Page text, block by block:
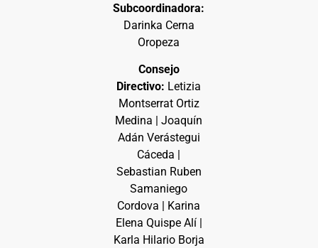
Subcoordinadora:
Darinka Cerna
Oropeza
Consejo
Directivo: Letizia
Montserrat Ortiz
Medina | Joaquín
Adán Verástegui
Cáceda |
Sebastian Ruben
Samaniego
Cordova | Karina
Elena Quispe Alí |
Karla Hilario Borja